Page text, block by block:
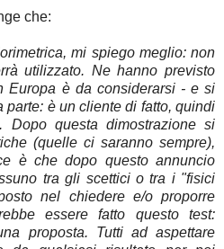
che:
mi spiego meglio: non
utilizzato. Ne hanno previsto
Europa è da considerarsi - e si
parte: è un cliente di fatto, quindi
Dopo questa dimostrazione si
(quelle ci saranno sempre),
è che dopo questo annuncio
tra gli scettici o tra i "fisici
nel chiedere e/o proporre
essere fatto questo test:
proposta. Tutti ad aspettare